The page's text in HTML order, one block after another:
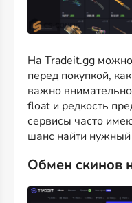
На Tradeit.gg
перед покупкой,
важно
float и редкость
сервисы часто
шанс найти
Обмен скинов